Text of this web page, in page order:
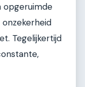
opgeruimde
onzekerheid
Tegelijkertijd